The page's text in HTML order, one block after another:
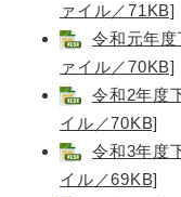
ァイル／71KB]
令和元年
ァイル／70KB]
令和2年度
イル／70KB]
令和3年度
イル／69KB]